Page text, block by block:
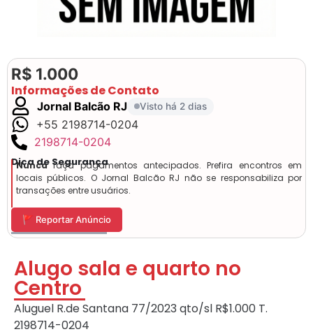
R$ 1.000
Informações de Contato
Jornal Balcão RJ Visto há 2 dias
+55 2198714-0204
2198714-0204
Dica de Segurança
Nuncafaça pagamentos antecipados. Prefira encontros em
locais públicos. O Jornal Balcão RJ não se responsabiliza por
transações entre usuários.
🚩 Reportar Anúncio
Alugo sala e quarto no
Centro
Aluguel R.de Santana 77/2023 qto/sl R$1.000 T.
2198714-0204